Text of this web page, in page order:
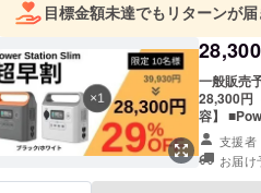
目標金額未達でもリターンが
28,300
一般販売
28,300円（
容】 ■Power
ラック or ホワイト
出荷時期
絡いたし
支援者
お届け